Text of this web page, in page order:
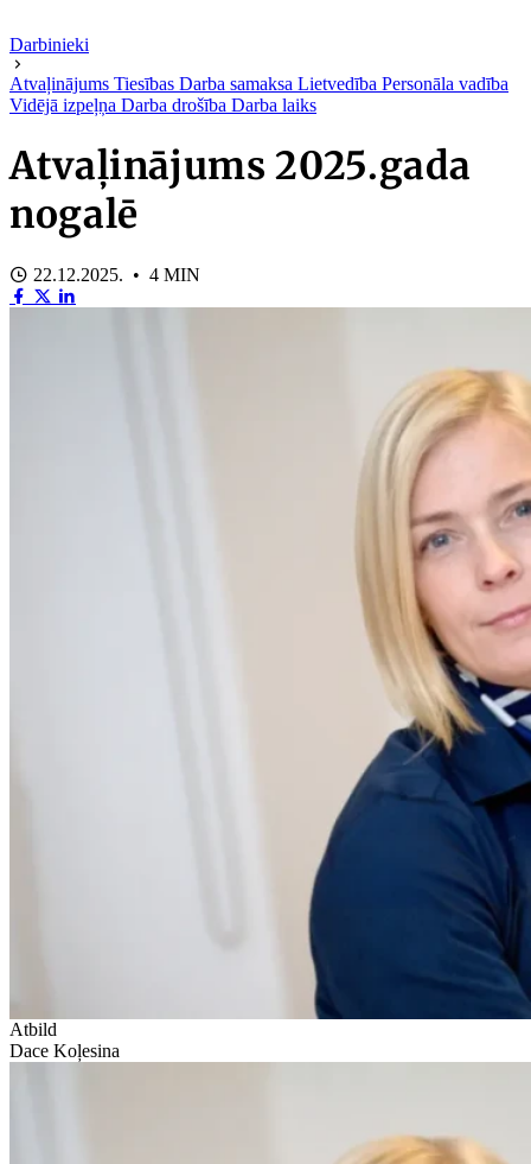
Darbinieki
Atvaļinājums Tiesības Darba samaksa Lietvedība Personāla vadība
Vidējā izpeļņa Darba drošība Darba laiks
Atvaļinājums 2025.gada
nogalē
22.12.2025. • 4 MIN
Atbild
Dace Koļesina